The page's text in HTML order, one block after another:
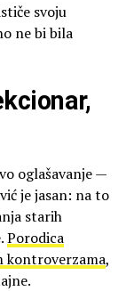
svoju
ne bi bila
oglašavanje —
je jasan: na to
starih
Porodica
kontroverzama,